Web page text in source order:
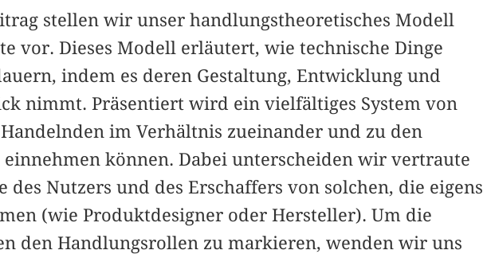
stellen wir unser handlungstheoretisches Modell
vor. Dieses Modell erläutert, wie technische Dinge
indem es deren Gestaltung, Entwicklung und
nimmt. Präsentiert wird ein vielfältiges System von
im Verhältnis zueinander und zu den
einnehmen können. Dabei unterscheiden wir vertraute
Nutzers und des Erschaffers von solchen, die eigens
(wie Produktdesigner oder Hersteller). Um die
den Handlungsrollen zu markieren, wenden wir uns